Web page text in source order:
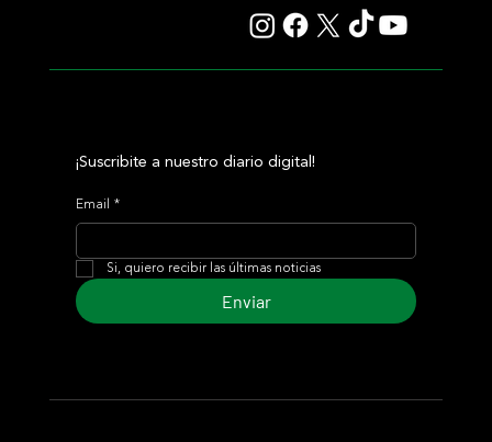
¡Suscribite a nuestro diario digital!
Email *
Si, quiero recibir las últimas noticias
Enviar